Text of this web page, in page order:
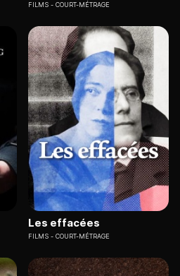
FILMS COURT-MÉTRAGE
Les effacées
FILMS COURT-MÉTRAGE